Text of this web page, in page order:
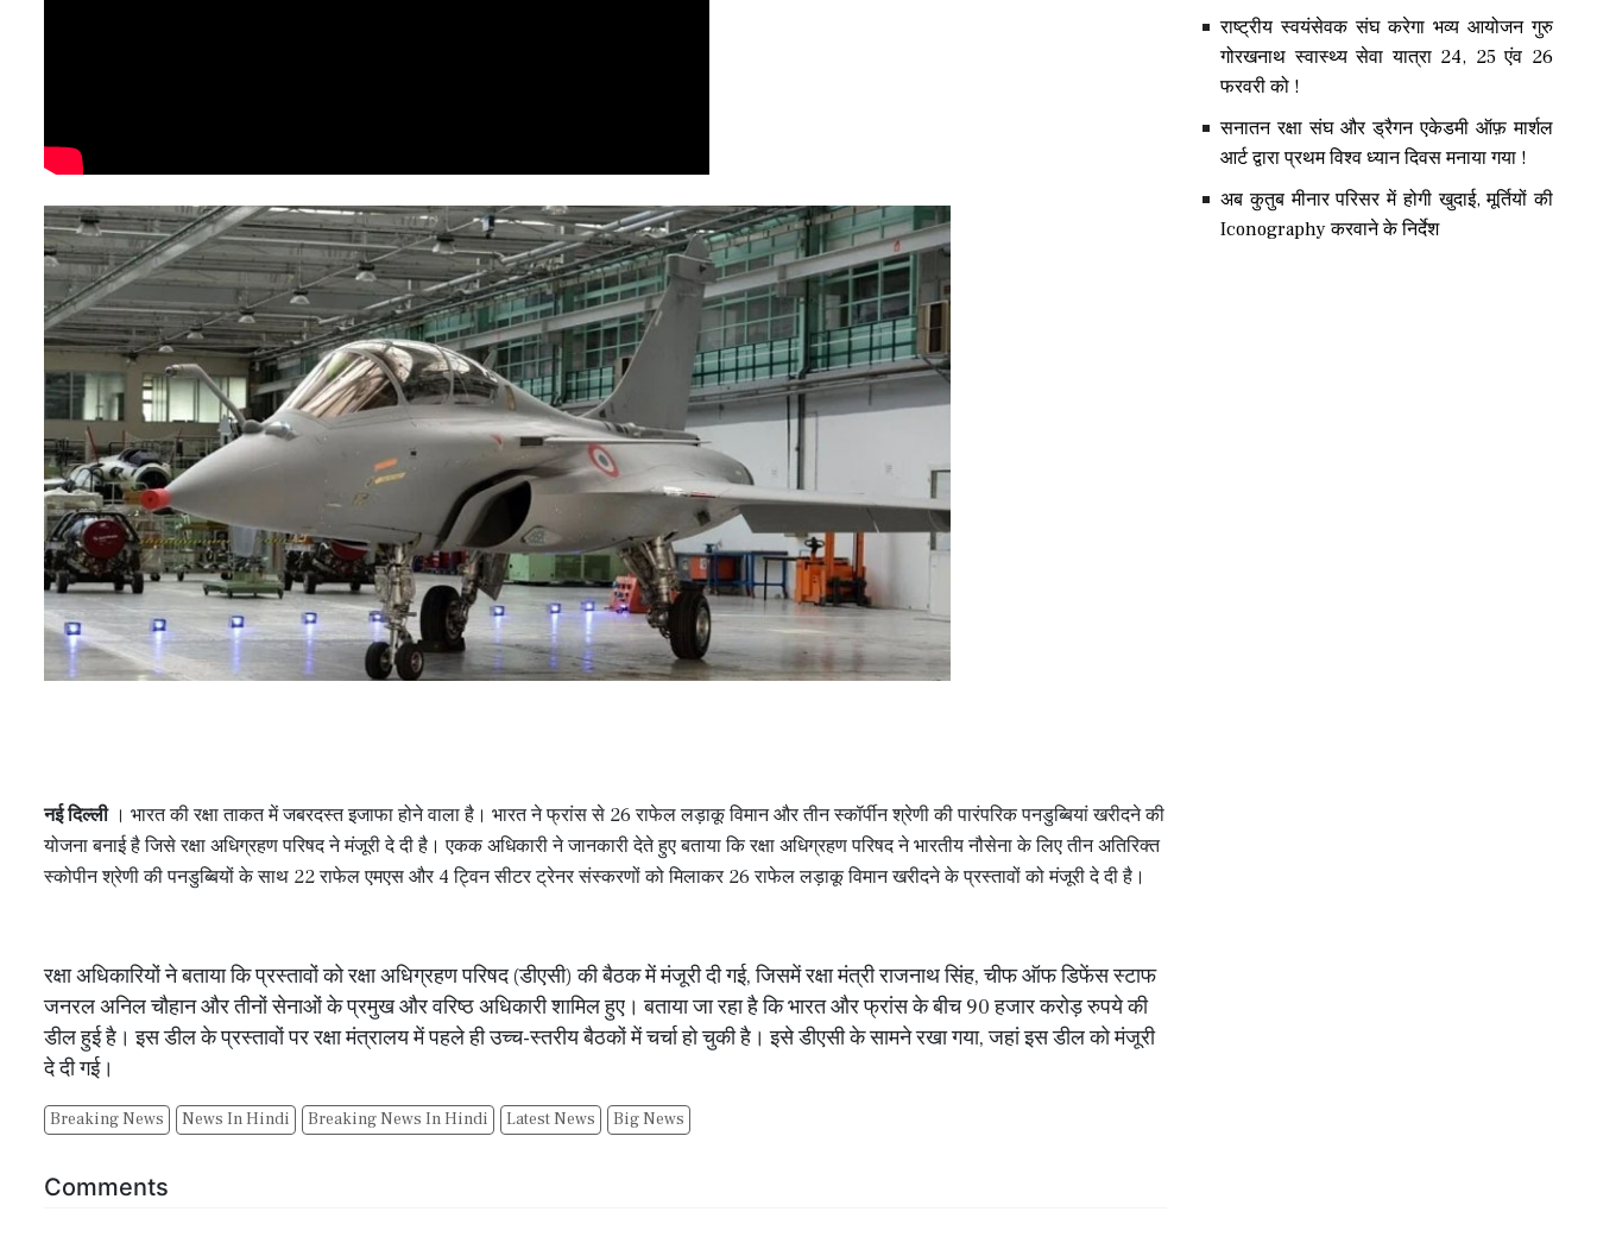
नई दिल्ली। भारत की रक्षा ताकत में जबरदस्त इजाफा होने वाला है। भारत ने फ्रांस से 26 राफेल लड़ाकू विमान और तीन स्कॉर्पीन श्रेणी की पारंपरिक पनडुब्बियां खरीदने की
योजना बनाई है जिसे रक्षा अधिग्रहण परिषद ने मंजूरी दे दी है। एकक अधिकारी ने जानकारी देते हुए बताया कि रक्षा अधिग्रहण परिषद ने भारतीय नौसेना के लिए तीन अतिरिक्त
स्कोपीन श्रेणी की पनडुब्बियों के साथ 22 राफेल एमएस और 4 ट्विन सीटर ट्रेनर संस्करणों को मिलाकर 26 राफेल लड़ाकू विमान खरीदने के प्रस्तावों को मंजूरी दे दी है।
रक्षा अधिकारियों ने बताया कि प्रस्तावों को रक्षा अधिग्रहण परिषद (डीएसी) की बैठक में मंजूरी दी गई, जिसमें रक्षा मंत्री राजनाथ सिंह, चीफ ऑफ डिफेंस स्टाफ
जनरल अनिल चौहान और तीनों सेनाओं के प्रमुख और वरिष्ठ अधिकारी शामिल हुए। बताया जा रहा है कि भारत और फ्रांस के बीच 90 हजार करोड़ रुपये की
डील हुई है। इस डील के प्रस्तावों पर रक्षा मंत्रालय में पहले ही उच्च-स्तरीय बैठकों में चर्चा हो चुकी है। इसे डीएसी के सामने रखा गया, जहां इस डील को मंजूरी
दे दी गई।
Breaking News News In Hindi Breaking News In Hindi Latest News Big News
Comments
राष्ट्रीय स्वयंसेवक संघ करेगा भव्य आयोजन गुरु
गोरखनाथ स्वास्थ्य सेवा यात्रा 24, 25 एंव 26
फरवरी को !
सनातन रक्षा संघ और ड्रैगन एकेडमी ऑफ़ मार्शल
आर्ट द्वारा प्रथम विश्व ध्यान दिवस मनाया गया !
अब कुतुब मीनार परिसर में होगी खुदाई, मूर्तियों की
Iconography करवाने के निर्देश